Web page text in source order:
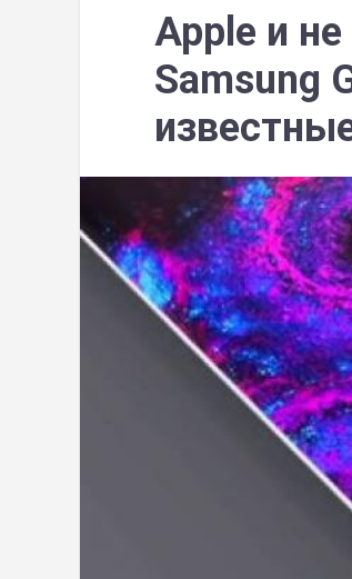
Apple и
Samsung